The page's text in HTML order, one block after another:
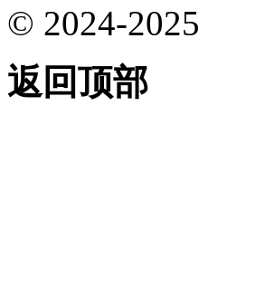
© 2024-2025
返回顶部